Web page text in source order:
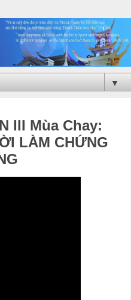
▼
III Mùa Chay:
LÀM CHỨNG